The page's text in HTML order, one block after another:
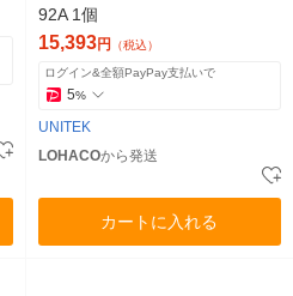
92A 1個
15,393円 （税込）
ログイン&全額PayPay支払いで
5%
UNITEK
LOHACOから発送
カートに入れる